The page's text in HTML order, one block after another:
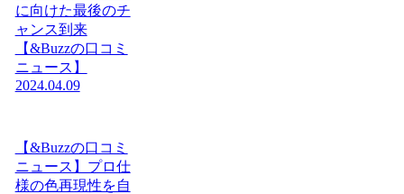
に向けた最後のチ
ャンス到来
【&Buzzの口コミ
ニュース】
2024.04.09
【&Buzzの口コミ
ニュース】プロ仕
様の色再現性を自